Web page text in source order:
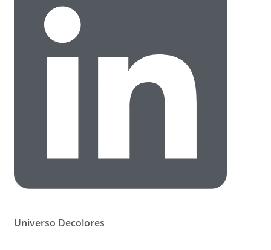
Universo Decolores